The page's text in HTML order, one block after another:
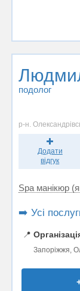
подолог
р-н.
Додати
відгук
Spa манікюр
➡️ Усі
📍
Запоріжжя,